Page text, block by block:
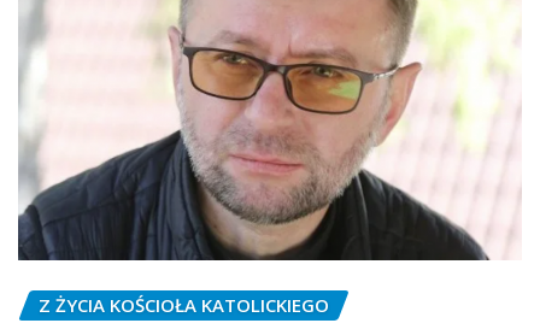
Z ŻYCIA KOŚCIOŁA KATOLICKIEGO